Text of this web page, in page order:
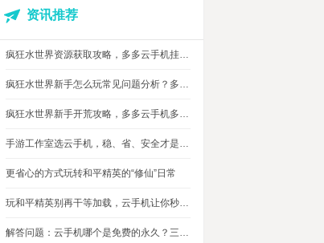
资讯推荐
疯狂水世界资源获取攻略，多多云手机挂机搬砖自动攒材料
疯狂水世界新手怎么玩常见问题分析？多多云手机多开托管挂机升级打怪
疯狂水世界新手开荒攻略，多多云手机多开托管，自动搞定海量重复日常快速升级
手游工作室选云手机，稳、省、安全才是实在考量
更省心的方式玩转和平精英的“修仙”日常
玩和平精英别再干等加载，云手机让你秒玩游戏进战场
解答问题：云手机哪个是免费的永久？三大免费永久正版云手机对比